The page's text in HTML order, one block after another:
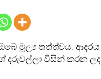
ඔබේ මූල්‍ය තත්ත්වය,
දරුවල්ලා විසින් කරන